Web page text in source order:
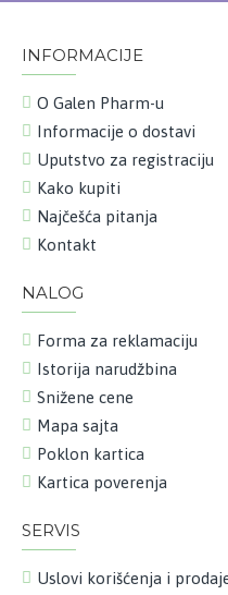
INFORMACIJE
O Galen Pharm-u
Informacije o dostavi
Uputstvo za registraciju
Kako kupiti
Najčešća pitanja
Kontakt
NALOG
Forma za reklamaciju
Istorija narudžbina
Snižene cene
Mapa sajta
Poklon kartica
Kartica poverenja
SERVIS
Uslovi korišćenja i